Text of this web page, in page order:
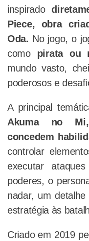
inspirado
Piece, obra
Oda. No jogo, o
comopirata ou
mundo vasto,
poderosos e
A principal
Akuma no
concedem
controlar
executar
poderes, o
nadar, um
estratégia às
Criado em 2019